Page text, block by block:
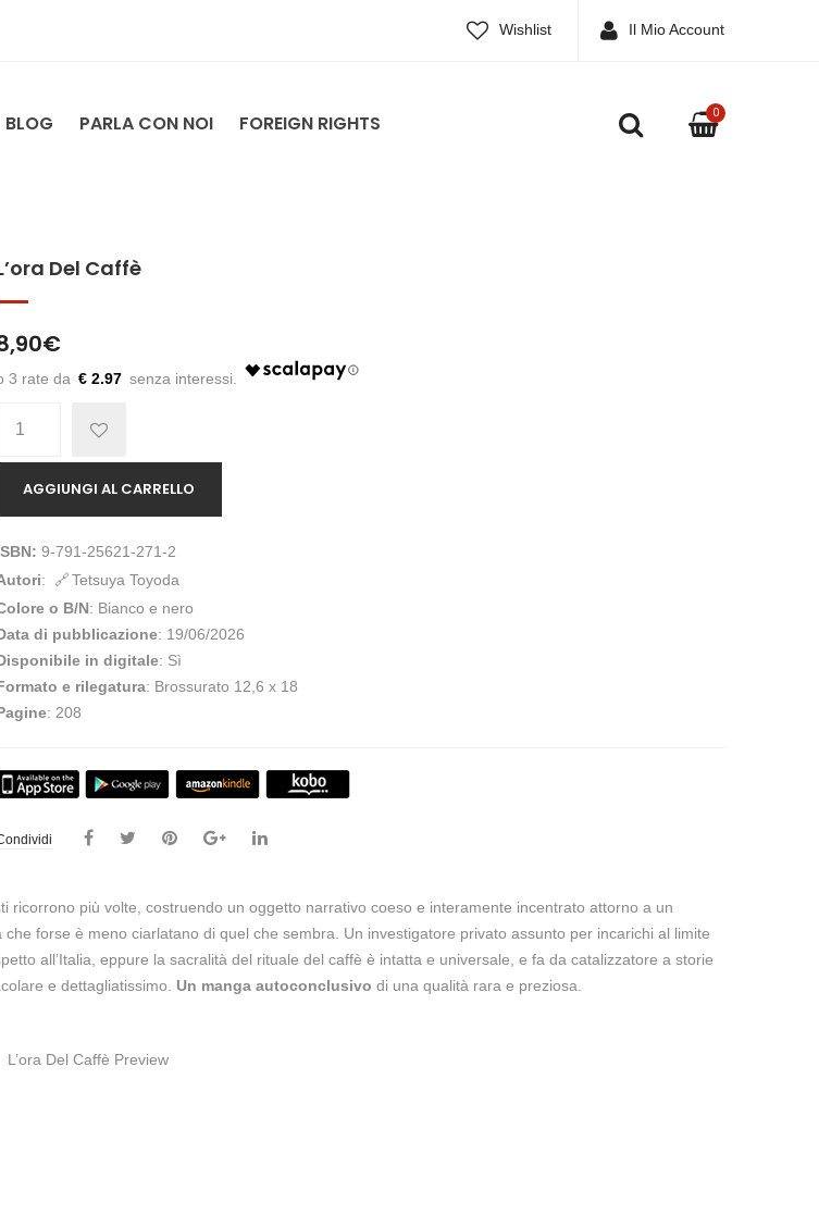
Wishlist Il Mio Account
BLOG PARLA CON NOI FOREIGN RIGHTS 0
Del Caffè
€
€ 2.97
AGGIUNGI AL CARRELLO
9-791-25621-271-2
:
Tetsuya Toyoda
o B/N: Bianco e nero
di pubblicazione: 19/06/2026
in digitale: Sì
e rilegatura: Brossurato 12,6 x 18
: 208
ricorrono più volte, costruendo un oggetto narrativo coeso e interamente incentrato attorno a un
forse è meno ciarlatano di quel che sembra. Un investigatore privato assunto per incarichi al limite
all’Italia, eppure la sacralità del rituale del caffè è intatta e universale, e fa da catalizzatore a storie
e dettagliatissimo. Un manga autoconclusivo di una qualità rara e preziosa.
L’ora Del Caffè Preview